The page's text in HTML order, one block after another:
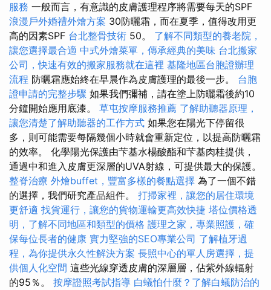
服務 一般而言，有意識的皮膚護理程序將需要每天的SPF
浪漫戶外婚禮外燴方案 30防曬霜，而在夏季，值得改用更
高的因素SPF 台北整骨技術 50。 了解不同類型的養老院，
讓您選擇最合適 中式外燴菜單，傳承經典的美味 台北搬家
公司，快速有效的搬家服務就在這裡 基隆地區台胞證辦理
流程 防曬霜應始終在早晨作為皮膚護理的最後一步。 台胞
證申請的完整步驟 如果我們彌補，請在塗上防曬霜後約10
分鐘開始應用底漆。 草屯按摩服務推薦 了解助聽器原理，
讓您清楚了解助聽器的工作方式 如果您在陽光下停留很
多，則可能需要每隔幾個小時就會重新定位，以提高防曬霜
的效率。 化學陽光保護由芐基水楊酸酯和芐基肉桂提供，
通過中和進入皮膚更深層的UVA射線，可提供最大的保護。
整脊治療 外燴buffet，豐富多樣的餐點選擇 為了一個不錯
的選擇，我們研究產品組件。 打掃家裡，讓您的居住環境
更舒適 找貨運行，讓您的貨物運輸更高效快捷 塔位價格透
明，了解不同地區和類型的價格 護理之家，專業照護，確
保每位長者的健康 實力堅強的SEO專業公司 了解植牙過
程，為你提供永久性解決方案 長照中心的單人房選擇，提
供個人化空間 這些光線穿透皮膚的深層層，佔紫外線輻射
的95％。 按摩證照考試指導 白蟻怕什麼？了解白蟻防治的